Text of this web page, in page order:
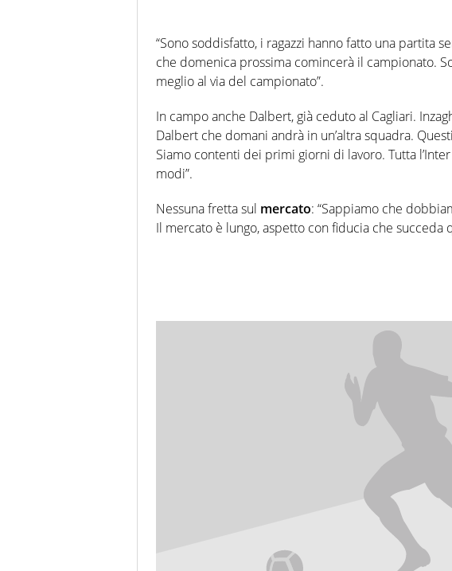
“Sono soddisfatto, i ragazzi hanno fatto una partita
che domenica prossima comincerà il campionato.
meglio al via del campionato”.
In campo anche Dalbert, già ceduto al Cagliari.
Dalbert che domani andrà in un’altra squadra.
Siamo contenti dei primi giorni di lavoro. Tutta
modi”.
Nessuna fretta sul mercato: “Sappiamo che
Il mercato è lungo, aspetto con fiducia che succeda